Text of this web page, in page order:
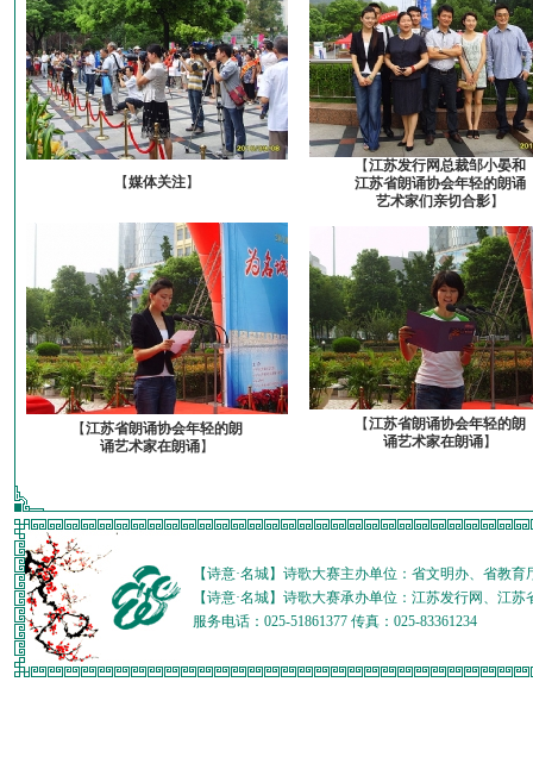
【媒体关注】
【江苏发行网总裁邹小晏和
江苏省朗诵协会年轻的朗诵
艺术家们亲切合影】
【江苏省朗诵协会年轻的朗
诵艺术家在朗诵】
【江苏省朗诵协会年轻的朗
诵艺术家在朗诵】
【诗意·名城】诗歌大赛主办单位：省文明办、省教
【诗意·名城】诗歌大赛承办单位：江苏发行网、江
服务电话：025-51861377 传真：025-83361234